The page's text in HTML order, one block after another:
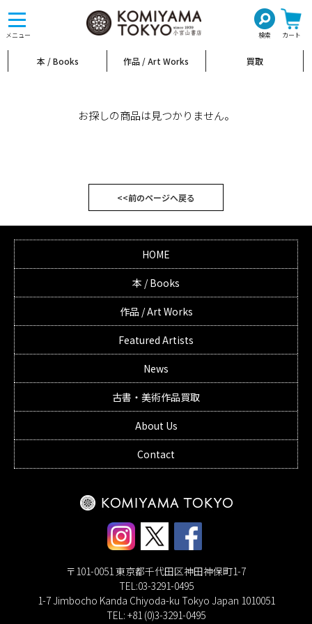
メニュー 検索 カート
toggle
navigation
本 / Books 作品 / Art Works 買取
お探しの商品は見つかりません。
<<前のページへ戻る
HOME
本 / Books
作品 / Art Works
Featured Artists
News
古書・美術作品買取
About Us
Contact
〒101-0051 東京都千代田区神田神保町1-7
TEL:03-3291-0495
1-7 Jimbocho Kanda Chiyoda-ku Tokyo Japan 1010051
TEL: +81 (0)3-3291-0495